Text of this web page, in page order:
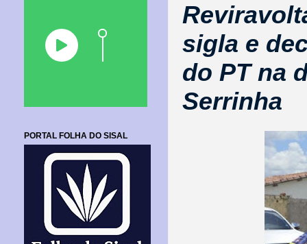
sigla e
do PT na
Serrinha
PORTAL FOLHA DO SISAL